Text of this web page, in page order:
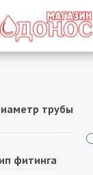
трубы
фитинга